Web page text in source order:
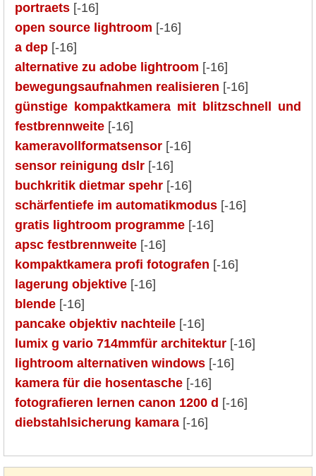
portraets [-16]
open source lightroom [-16]
a dep [-16]
alternative zu adobe lightroom [-16]
bewegungsaufnahmen realisieren [-16]
günstige kompaktkamera mit blitzschnell und
festbrennweite [-16]
kameravollformatsensor [-16]
sensor reinigung dslr [-16]
buchkritik dietmar spehr [-16]
schärfentiefe im automatikmodus [-16]
gratis lightroom programme [-16]
apsc festbrennweite [-16]
kompaktkamera profi fotografen [-16]
lagerung objektive [-16]
blende [-16]
pancake objektiv nachteile [-16]
lumix g vario 714mmfür architektur [-16]
lightroom alternativen windows [-16]
kamera für die hosentasche [-16]
fotografieren lernen canon 1200 d [-16]
diebstahlsicherung kamara [-16]